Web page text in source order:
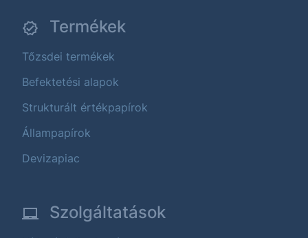
Termékek
Tőzsdei termékek
Befektetési alapok
Strukturált értékpapírok
Állampapírok
Devizapiac
Szolgáltatások